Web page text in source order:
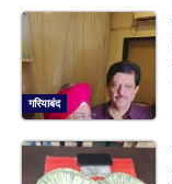
गरियाबंद